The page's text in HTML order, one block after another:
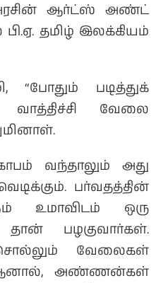
அரசின் ஆர்ட்ஸ் அண்ட்
தமிழ் இலக்கியம்
படித்துக்
வாத்திச்சி வேலை
வந்தாலும் அது
பர்வதத்தின்
உமாவிடம் ஒரு
பழகுவார்கள்.
வேலைகள்
ஆனால், அண்ணன்கள்